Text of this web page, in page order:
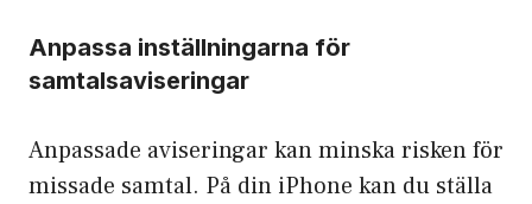
Anpassa inställningarna för
samtalsaviseringar
Anpassade aviseringar kan minska risken för
missade samtal. På din iPhone kan du ställa